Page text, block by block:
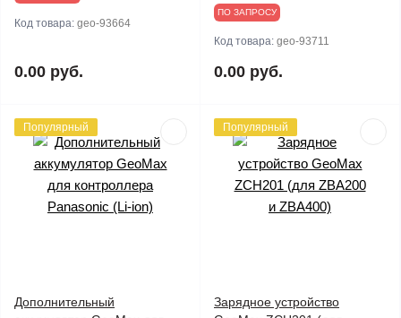
Код товара: geo-93664
0.00 руб.
ПО ЗАПРОСУ
Код товара: geo-93711
0.00 руб.
Популярный
Дополнительный
Популярный
Зарядное устройство